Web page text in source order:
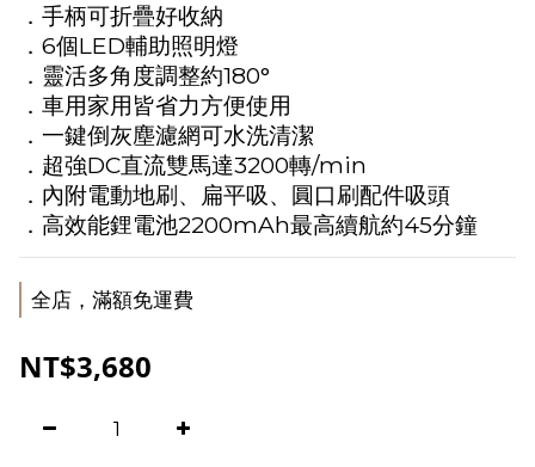
．手柄可折疊好收納
．6個LED輔助照明燈
．靈活多角度調整約180°
．車用家用皆省力方便使用
．一鍵倒灰塵濾網可水洗清潔
．超強DC直流雙馬達3200轉/min
．內附電動地刷、扁平吸、圓口刷配件吸頭
．高效能鋰電池2200mAh最高續航約45分鐘
全店，滿額免運費
NT$3,680